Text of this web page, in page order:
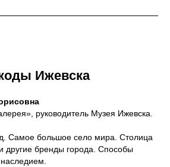
Ижевска
руководитель Музея Ижевска.
Самое большое село мира. Столица
другие бренды города. Способы